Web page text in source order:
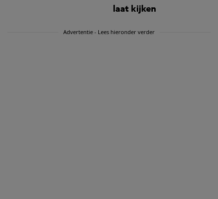
laat kijken
Advertentie - Lees hieronder verder